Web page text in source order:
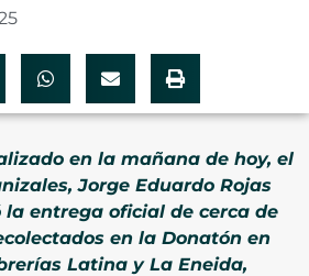
en la mañana de hoy, el
Jorge Eduardo Rojas
la entrega oficial de cerca de
en la Donatón en
Latina y La Eneida,